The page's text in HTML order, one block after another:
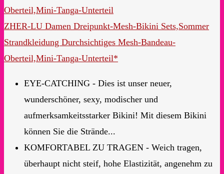
ZHER-LU Damen Dreipunkt-Mesh-Bikini Sets,Sommer
Strandkleidung Durchsichtiges Mesh-Bandeau-
Oberteil,Mini-Tanga-Unterteil*
EYE-CATCHING - Dies ist unser neuer,
wunderschöner, sexy, modischer und
aufmerksamkeitsstarker Bikini! Mit diesem Bikini
können Sie die Strände...
KOMFORTABEL ZU TRAGEN - Weich tragen,
überhaupt nicht steif, hohe Elastizität, angenehm zu